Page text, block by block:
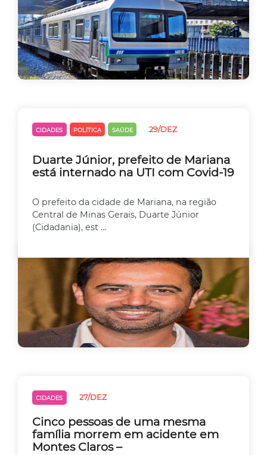
CIDADES POLÍTICA SAÚDE 29/DEZ
Duarte Júnior, prefeito de Mariana
está internado na UTI com Covid-19
O prefeito da cidade de Mariana, na região
Central de Minas Gerais, Duarte Júnior
(Cidadania), est ...
CIDADES 27/DEZ
Cinco pessoas de uma mesma
família morrem em acidente em
Montes Claros –